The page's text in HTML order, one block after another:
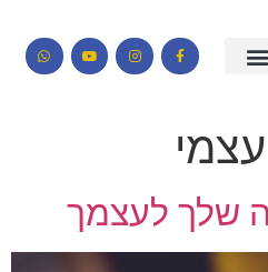
עצמי
שלך לעצמך